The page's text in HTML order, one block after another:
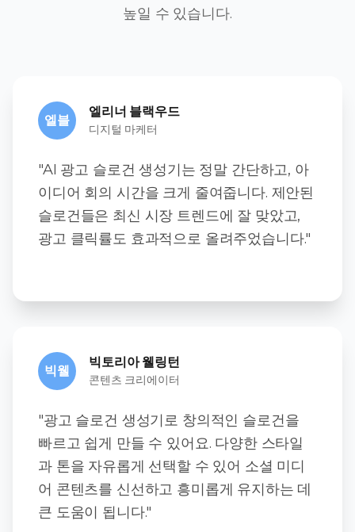
높일 수 있습니다.
엘블
엘리너 블랙우드
디지털 마케터
"AI 광고 슬로건 생성기는 정말 간단하고, 아
이디어 회의 시간을 크게 줄여줍니다. 제안된
슬로건들은 최신 시장 트렌드에 잘 맞았고,
광고 클릭률도 효과적으로 올려주었습니다."
빅웰
빅토리아 웰링턴
콘텐츠 크리에이터
"광고 슬로건 생성기로 창의적인 슬로건을
빠르고 쉽게 만들 수 있어요. 다양한 스타일
과 톤을 자유롭게 선택할 수 있어 소셜 미디
어 콘텐츠를 신선하고 흥미롭게 유지하는 데
큰 도움이 됩니다."